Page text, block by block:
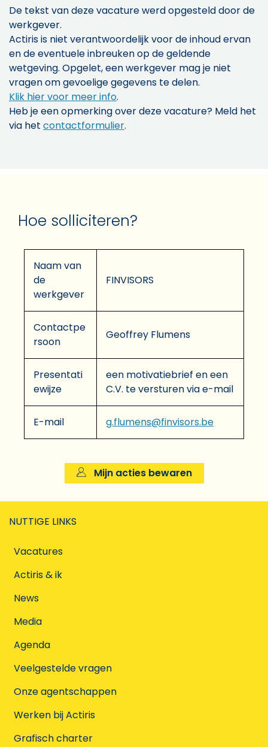
De tekst van deze vacature werd opgesteld door de
werkgever.
Actiris is niet verantwoordelijk voor de inhoud ervan
en de eventuele inbreuken op de geldende
wetgeving. Opgelet, een werkgever mag je niet
vragen om gevoelige gegevens te delen.
Klik hier voor meer info.
Heb je een opmerking over deze vacature? Meld het
via het contactformulier.
Hoe solliciteren?
Naam van
de
werkgever
FINVISORS
Contactpe
rsoon
Geoffrey Flumens
Presentati
ewijze
een motivatiebrief en een
C.V. te versturen via e-mail
E-mail g.flumens@finvisors.be
Mijn acties bewaren
NUTTIGE LINKS
Vacatures
Actiris & ik
News
Media
Agenda
Veelgestelde vragen
Onze agentschappen
Werken bij Actiris
Grafisch charter